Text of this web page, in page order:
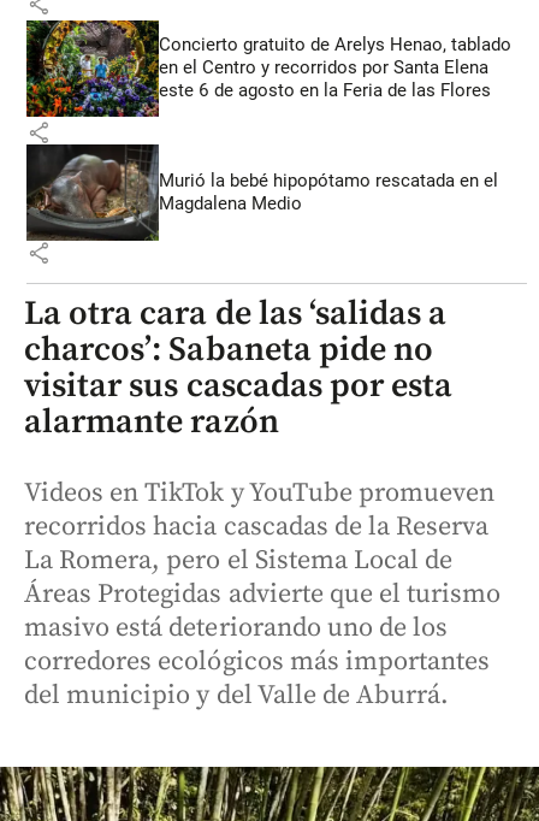
Concierto gratuito de Arelys Henao, tablado
en el Centro y recorridos por Santa Elena
este 6 de agosto en la Feria de las Flores
share
Murió la bebé hipopótamo rescatada en el
Magdalena Medio
share
La otra cara de las ‘salidas a
charcos’: Sabaneta pide no
visitar sus cascadas por esta
alarmante razón
Videos en TikTok y YouTube promueven
recorridos hacia cascadas de la Reserva
La Romera, pero el Sistema Local de
Áreas Protegidas advierte que el turismo
masivo está deteriorando uno de los
corredores ecológicos más importantes
del municipio y del Valle de Aburrá.